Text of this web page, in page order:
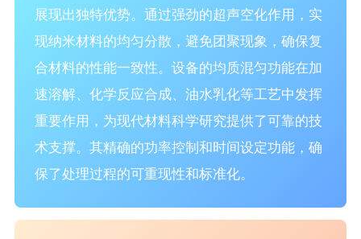
展现出独特优势。通过强劲的超声空化作用，实
现纳米材料的均匀分散，避免团聚现象，确保复
合材料的性能一致性。设备的均质混匀功能在加
速溶解、化学反应合成、油水乳化等工艺中发挥
重要作用，为现代材料科学研究提供了可靠的技
术支撑。其精确的功率控制和时间设定功能，确
保了处理过程的可重现性和标准化。